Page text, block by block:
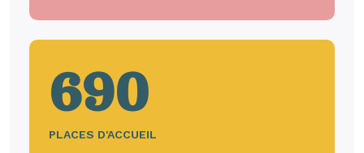
690
PLACES D'ACCUEIL